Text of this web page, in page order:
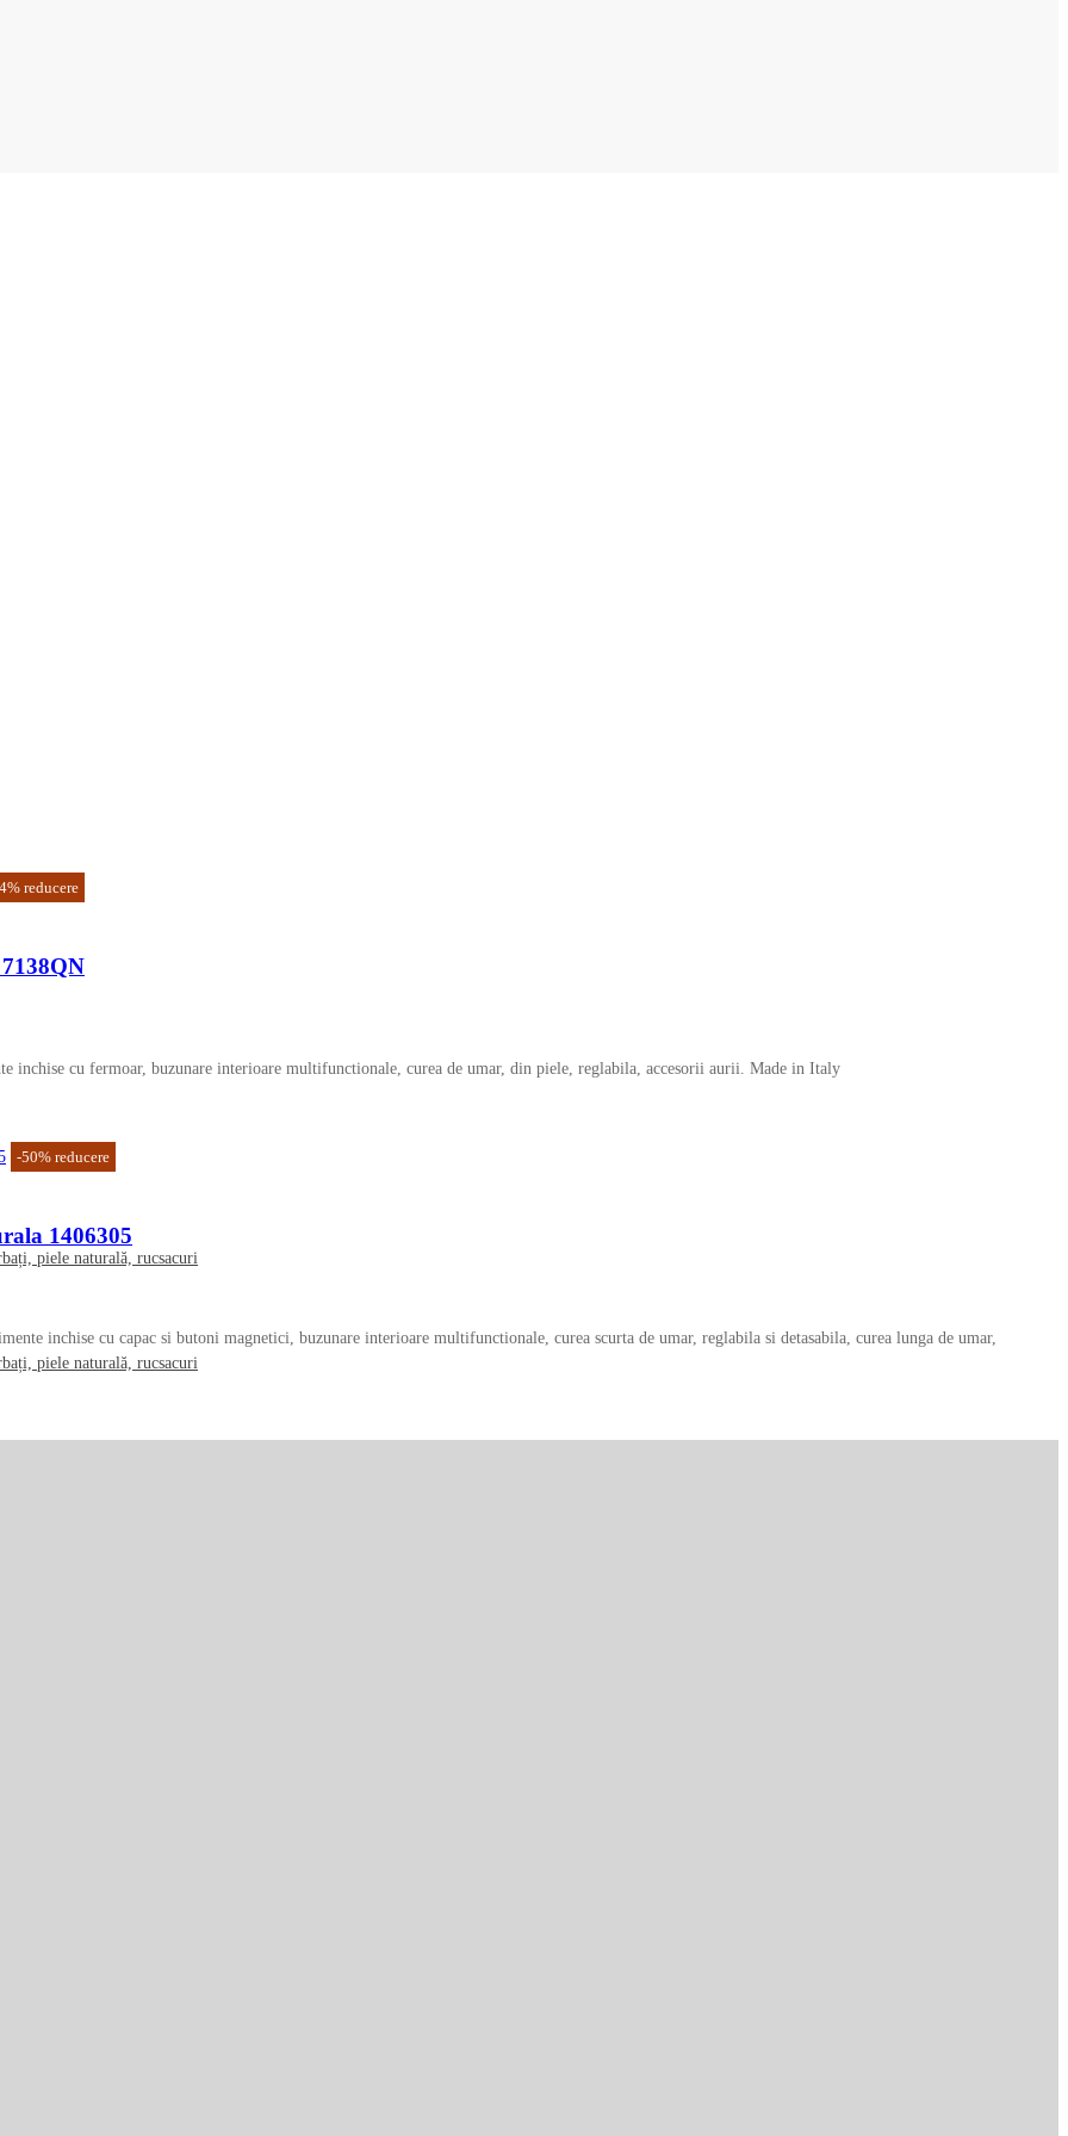
% reducere
inchise cu fermoar, buzunare interioare multifunctionale, curea de umar, din piele, reglabila, accesorii aurii. Made in Italy
-50% reducere
1406305
inchise cu capac si butoni magnetici, buzunare interioare multifunctionale, curea scurta de umar, reglabila si detasabila, curea lunga de umar,